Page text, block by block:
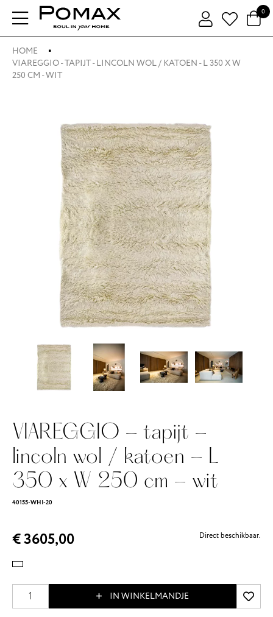
0
HOME
VIAREGGIO - TAPIJT - LINCOLN WOL / KATOEN - L 350 X W
250 CM - WIT
VIAREGGIO - tapijt -
lincoln wol / katoen - L
350 x W 250 cm - wit
40155-WHI-20
€ 3605,00 Direct beschikbaar.
IN WINKELMANDJE